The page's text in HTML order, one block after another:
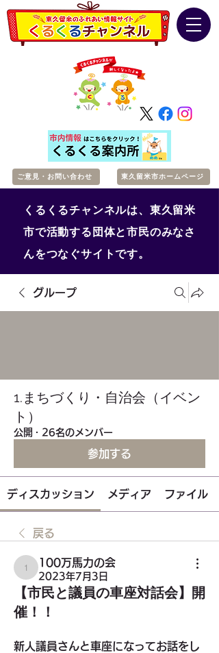
ご意見・お問い合わせ 東久留米市ホームページ
くるくるチャンネルは、東久留米
市で活動する団体と市民のみなさ
んをつなぐサイトです。
グループ
1.まちづくり・自治会（イベン
ト）
公開 · 26名のメンバー
参加する
ディスカッション メディア ファイル
戻る
100万馬力の会
100万馬力の会
2023年7月3日
【市民と議員の車座対話会】開
催！！
新人議員さんと車座になってお話をし